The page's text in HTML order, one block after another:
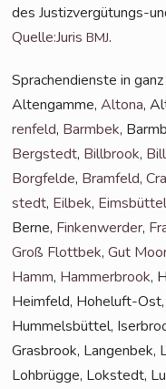
des Jus­tiz­ver­gü­tungs-
Quelle:JurisBMJ.
Spra­chen­diens­te in
Alten­gam­me,Alto­na,
ren­feld, Barm­bek,
Berg­stedt, Bill­brook,
Borg­fel­de, Bramfeld,
stedt, Eil­bek,
Ber­ne, Fin­ken­wer­der,
Groß Flott­bek,Gut
Hamm, Ham­mer­brook,
Heim­feld, Hohe­luft-
Hum­mels­büt­tel,
Gras­brook, Lan­gen­bek,
Loh­brüg­ge, Lok­stedt,